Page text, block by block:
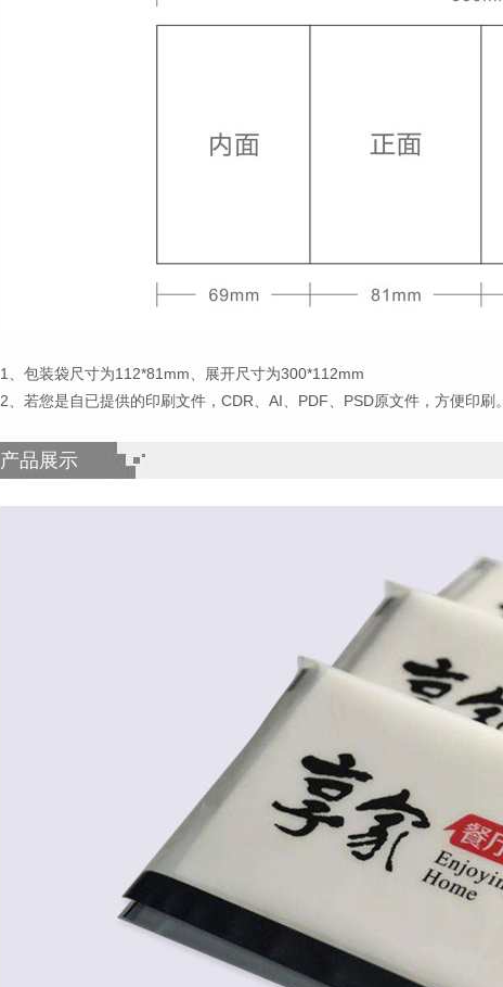
1
包装袋尺寸为112*81mm、展开尺寸为300*112mm
2、若您是自已提供的印刷文件，CDR、AI、PDF、PSD原文件，方便印刷。
产品展示